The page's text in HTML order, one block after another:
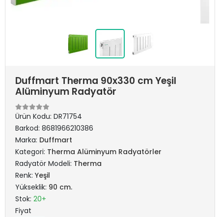
Duffmart Therma 90x330 cm Yeşil
Alüminyum Radyatör
Ürün Kodu: DR71754
Barkod: 8681966210386
Marka: Duffmart
Kategori: Therma Alüminyum Radyatörler
Radyatör Modeli: Therma
Renk: Yeşil
Yükseklik: 90 cm.
Stok: 20+
Fiyat